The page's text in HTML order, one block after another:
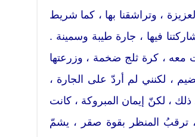
، وتراشقنا بها ، كما شريط
فيها ، جارة طيبة وسمينة .
، كرة ثلج ضخمة ، وزرعتها
، لكنني لم أردّ على الجارة ،
، لكنّ إيمان المبروكة ، كانت
ترقبُ المنظر بقوة صقر ، يشمّ